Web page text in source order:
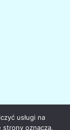
usługi na
strony oznacza,